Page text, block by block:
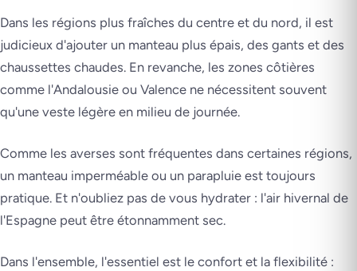
Dans les régions plus fraîches du centre et du nord, il est
judicieux d'ajouter un manteau plus épais, des gants et des
chaussettes chaudes. En revanche, les zones côtières
comme l'Andalousie ou Valence ne nécessitent souvent
qu'une veste légère en milieu de journée.
Comme les averses sont fréquentes dans certaines régions,
un manteau imperméable ou un parapluie est toujours
pratique. Et n'oubliez pas de vous hydrater : l'air hivernal de
l'Espagne peut être étonnamment sec.
Dans l'ensemble, l'essentiel est le confort et la flexibilité :